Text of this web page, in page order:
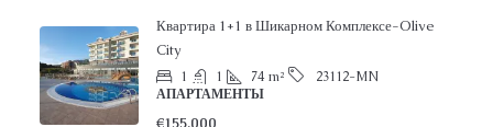
Квартира 1+1 в Шикарном Комплексе-Olive
City
1 1 74 m²
23112-MN
АПАРТАМЕНТЫ
€155,000